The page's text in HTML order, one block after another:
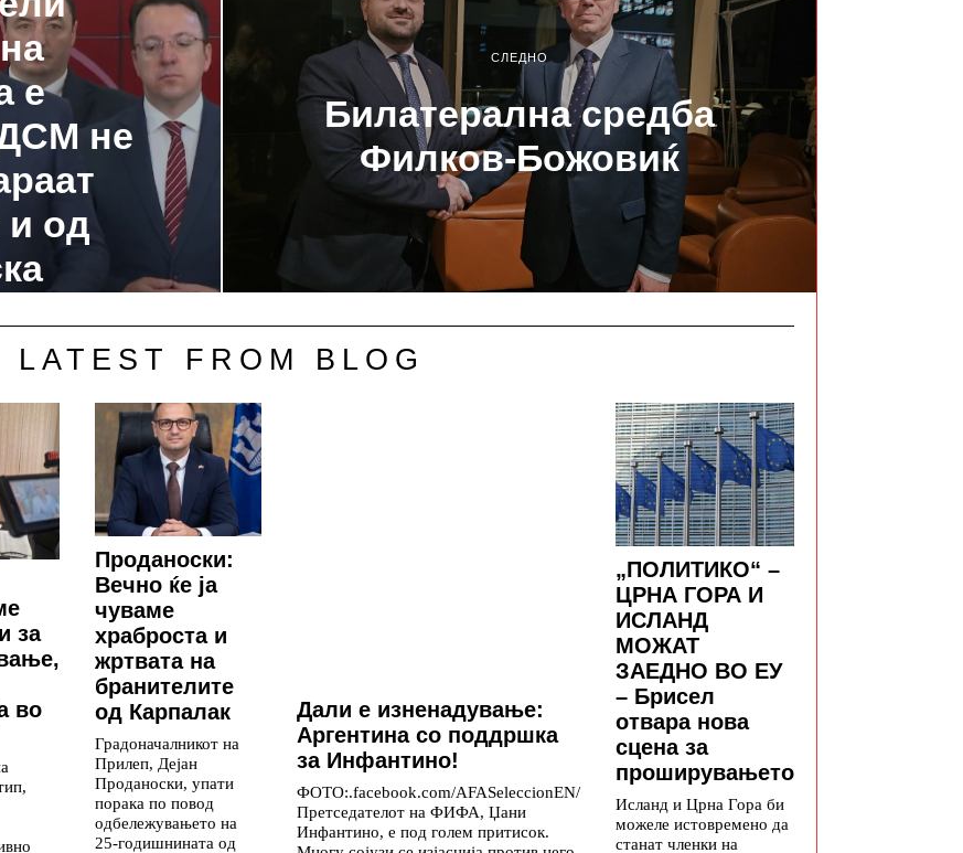
е
не
и од
СЛЕДНО
Билатерална средба
Филков-Божовиќ
LATEST FROM BLOG
за
во
Проданоски:
Вечно ќе ја
чуваме
храброста и
жртвата на
бранителите
од Карпалак
Градоначалникот на
Прилеп, Дејан
Проданоски, упати
порака по повод
одбележувањето на
25-годишнината од
Дали е изненадување:
Аргентина со поддршка
за Инфантино!
ФОТО:.facebook.com/AFASeleccionEN/
Претседателот на ФИФА, Џани
Инфантино, е под голем притисок.
„ПОЛИТИКО“ –
ЦРНА ГОРА И
ИСЛАНД
МОЖАТ
ЗАЕДНО ВО ЕУ
– Брисел
отвара нова
сцена за
проширувањето
Исланд и Црна Гора би
можеле истовремено да
станат членки на